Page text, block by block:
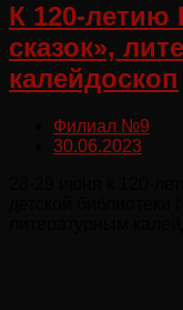
К 120-летию
сказок»,
калейдоскоп
Филиал №9
30.06.2023